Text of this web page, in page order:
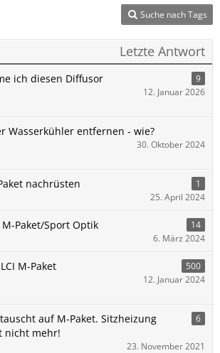
Suche nach Tags
Letzte Antwort
ich diesen Diffusor
9
12. Januar 2026
Wasserkühler entfernen - wie?
30. Oktober 2024
nachrüsten
1
25. April 2024
Paket/Sport Optik
14
6. März 2024
M-Paket
500
12. Januar 2024
auf M-Paket. Sitzheizung
nicht mehr!
6
23. November 2021